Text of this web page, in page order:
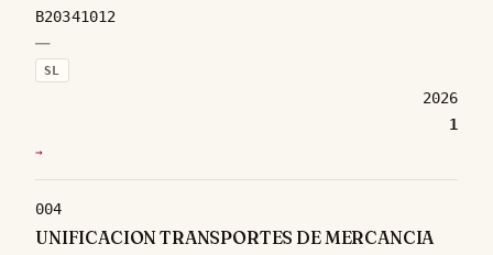
B20341012
—
SL
2026
1
→
004
UNIFICACION TRANSPORTES DE MERCANCIA